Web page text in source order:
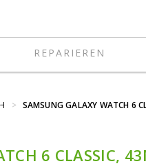
REPARIEREN
> SAMSUNG GALAXY WATCH 6
6 CLASSIC,